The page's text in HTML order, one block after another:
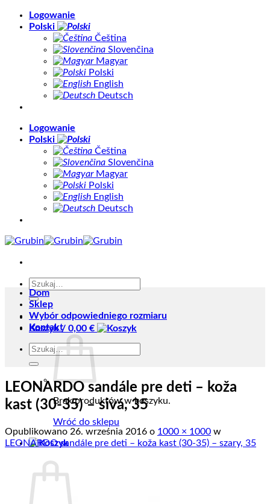
Skip
Logowanie
Polski
Čeština
Slovenčina
Magyar
Polski
English
Deutsch
Logowanie
Polski
Čeština
Slovenčina
Magyar
Polski
English
Deutsch
Szukaj:
Koszyk / 0,00 €
Brak produktów w koszyku.
Wróć do sklepu
Dom
Sklep
Wybór odpowiedniego rozmiaru
Kontakt
Szukaj:
LEONARDO sandále pre deti – koža
kast (30-35) – sivá, 35
Opublikowano 26. września 2016 o 1000 × 1000 w
LEONARDO sandále pre deti – koža kast (30-35) – szary, 35